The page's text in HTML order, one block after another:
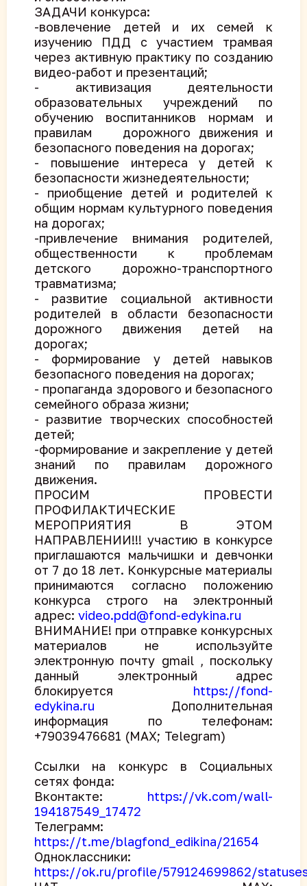
ЗАДАЧИ конкурса:
-вовлечение детей и их семей к
изучению ПДД с участием трамвая
через активную практику по созданию
видео-работ и презентаций;
- активизация деятельности
образовательных учреждений по
обучению воспитанников нормам и
правилам дорожного движения и
безопасного поведения на дорогах;
- повышение интереса у детей к
безопасности жизнедеятельности;
- приобщение детей и родителей к
общим нормам культурного поведения
на дорогах;
-привлечение внимания родителей,
общественности к проблемам
детского дорожно-транспортного
травматизма;
- развитие социальной активности
родителей в области безопасности
дорожного движения детей на
дорогах;
- формирование у детей навыков
безопасного поведения на дорогах;
- пропаганда здорового и безопасного
семейного образа жизни;
- развитие творческих способностей
детей;
-формирование и закрепление у детей
знаний по правилам дорожного
движения.
ПРОСИМ ПРОВЕСТИ
ПРОФИЛАКТИЧЕСКИЕ
МЕРОПРИЯТИЯ В ЭТОМ
НАПРАВЛЕНИИ!!! участию в конкурсе
приглашаются мальчишки и девчонки
от 7 до 18 лет. Конкурсные материалы
принимаются согласно положению
конкурса строго на электронный
адрес: video.pdd@fond-edykina.ru
ВНИМАНИЕ! при отправке конкурсных
материалов не используйте
электронную почту gmail , поскольку
данный электронный адрес
блокируется https://fond-
edykina.ru Дополнительная
информация по телефонам:
+79039476681 (MAX; Telegram)
Ссылки на конкурс в Социальных
сетях фонда:
Вконтакте: https://vk.com/wall-
194187549_17472
Телеграмм:
https://t.me/blagfond_edikina/21654
Одноклассники:
https://ok.ru/profile/579124699862/